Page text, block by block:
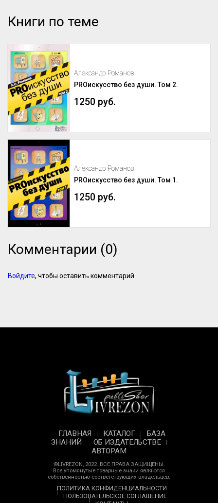
Книги по теме
Александр Романов
PROискусство без души. Том 2.
1250 руб.
Александр Романов
PROискусство без души. Том 1.
1250 руб.
Комментарии (0)
Войдите, чтобы оставить комментарий.
ГЛАВНАЯ КАТАЛОГ
БАЗА
ЗНАНИЙ
ОБ ИЗДАТЕЛЬСТВЕ
АВТОРАМ
©LIVREZON, 2022. ВСЕ ПРАВА ЗАЩИЩЕНЫ.
Все упомянутые товарные знаки являются
собственностью соответствующих владельцев.
ПОЛИТИКА КОНФИДЕНЦИАЛЬНОСТИ
ПОЛЬЗОВАТЕЛЬСКОЕ СОГЛАШЕНИЕ